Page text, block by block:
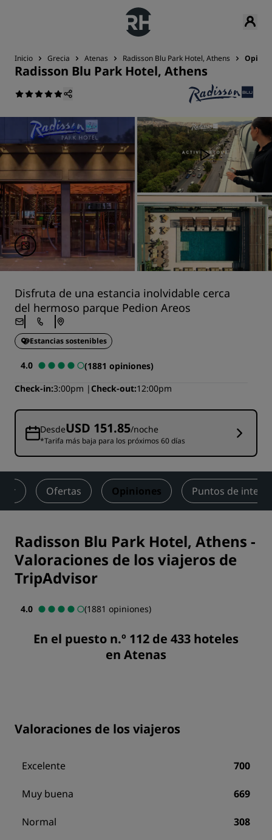
Inicio Grecia Atenas Radisson Blu Park Hotel, Athens
Radisson Blu Park Hotel, Athens
Disfruta de una estancia inolvidable cerca
del hermoso parque Pedion Areos
Estancias sostenibles
4.0
(1881 opiniones)
Check-in 3:00pm Check-out 12:00pm
DesdeUSD 151.85/noche
*Tarifa más baja para los próximos 60 días
Ofertas Opiniones Puntos de
Radisson Blu Park Hotel, Athens -
Valoraciones de los viajeros de
TripAdvisor
4.0 (1881 opiniones)
En el puesto n.º 112 de 433 hoteles
en Atenas
Valoraciones de los viajeros
Excelente 700
Muy buena 669
Normal 308